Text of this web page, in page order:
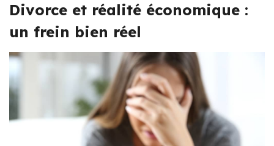
Divorce et réalité économique :
un frein bien réel